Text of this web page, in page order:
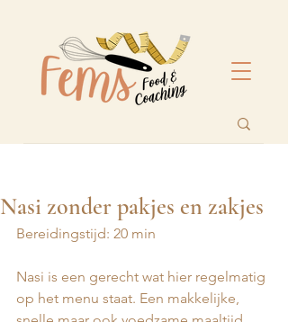
Nasi zonder pakjes en zakjes
Bereidingstijd: 20 min
Nasi is een gerecht wat hier regelmatig
op het menu staat. Een makkelijke,